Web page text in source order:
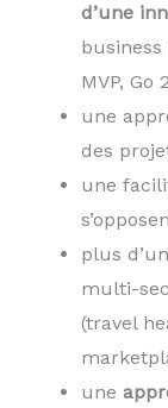
d’une
MVP,
une
des
une
plus
multi-
(travel
une